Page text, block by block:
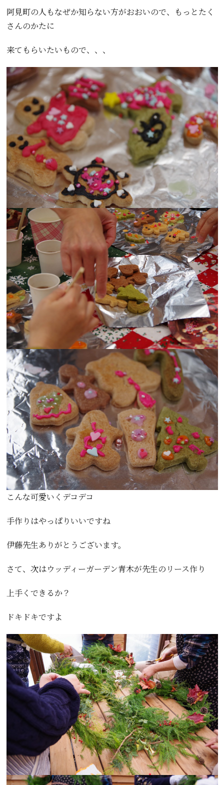
阿見町の人もなぜか知らない方がおおいので、もっとたく
さんのかたに
来てもらいたいもので、、、
こんな可愛いくデコデコ
手作りはやっぱりいいですね
伊藤先生ありがとうございます。
さて、次はウッディーガーデン青木が先生のリース作り
上手くできるか？
ドキドキですよ